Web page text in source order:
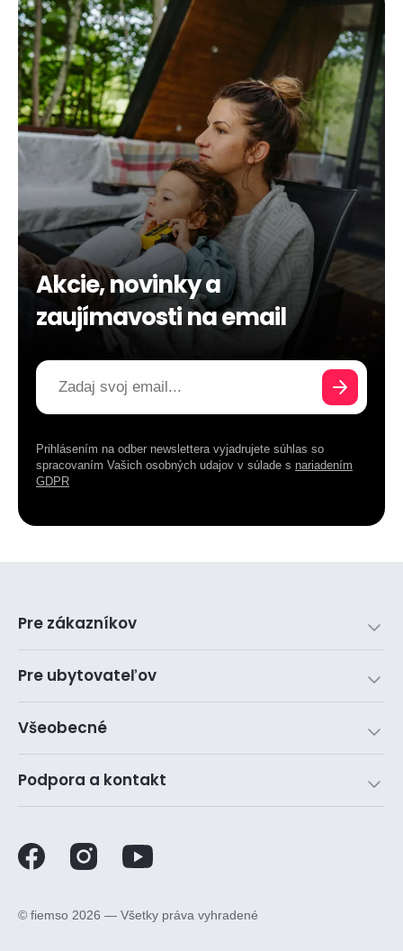
Akcie, novinky a
zaujímavosti na email
Prihlásením na odber newslettera vyjadrujete súhlas so
spracovaním Vašich osobných udajov v súlade s nariadením
GDPR
Pre zákazníkov
Pre ubytovateľov
Všeobecné
Podpora a kontakt
©️ fiemso 2026 — Všetky práva vyhradené